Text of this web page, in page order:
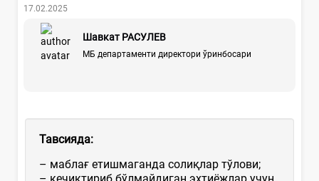
17.02.2025
Шавкат РАСУЛЕВ
МБ департаменти директори ўринбосари
Тавсияда:
– маблағ етишмаганда солиқлар тўлови;
– кечиктириб бўлмайдиган эҳтиёжлар учун